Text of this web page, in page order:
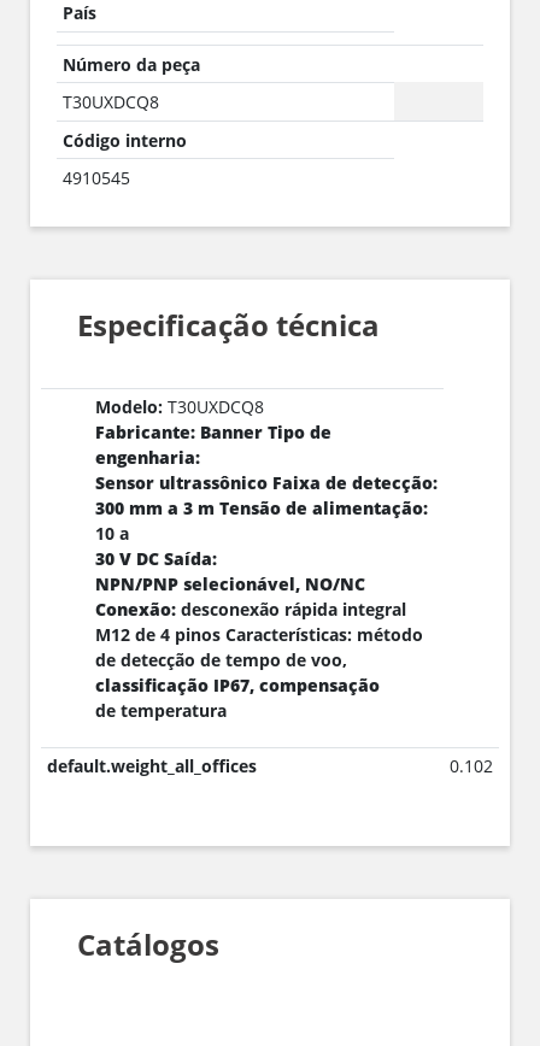
País
Número da peça
T30UXDCQ8
Código interno
4910545
Especificação técnica
Modelo:T30UXDCQ8
Fabricante: Banner Tipo de
engenharia:
Sensor ultrassônico Faixa de detecção:
300 mm a 3 m Tensão de alimentação:
10 a
30 V DC Saída:
NPN/PNP selecionável, NO/NC
Conexão:desconexão rápida integral
M12 de 4 pinos Características: método
de detecção de tempo de voo,
classificação IP67, compensação
de temperatura
default.weight_all_offices 0.102
Catálogos